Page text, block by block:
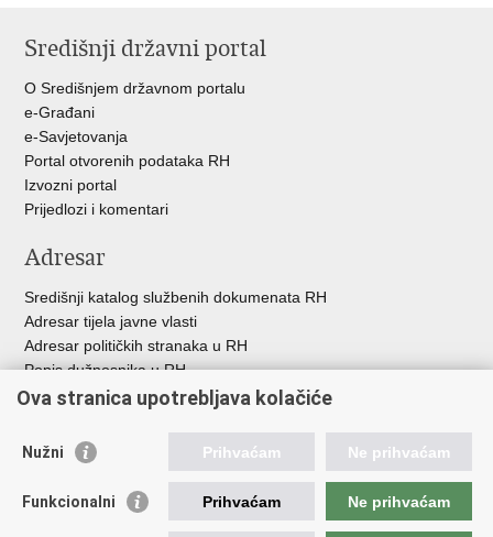
FacebookuTwitteruGoogle
Središnji državni portal
O Središnjem državnom portalu
e-Građani
e-Savjetovanja
Portal otvorenih podataka RH
Izvozni portal
Prijedlozi i komentari
Adresar
Središnji katalog službenih dokumenata RH
Adresar tijela javne vlasti
Adresar političkih stranaka u RH
Popis dužnosnika u RH
Besplatni telefoni javne uprave
Korisne poveznice
Vlada Republike Hrvatske
Ova stranica upotrebljava kolačiće
Nužni Prihvaćam Ne prihvaćam
Funkcionalni Prihvaćam Ne prihvaćam